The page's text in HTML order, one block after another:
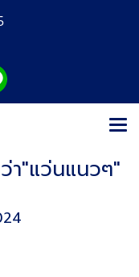
า"แว่นแนวๆ"